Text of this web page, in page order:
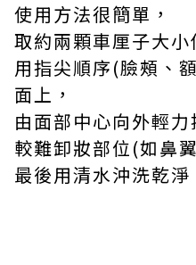
使用方法很簡單，
取約兩顆車厘子大小
用指尖順序(臉頰、
面上，
由面部中心向外輕力
較難卸妝部位(如鼻翼
最後用清水沖洗乾淨